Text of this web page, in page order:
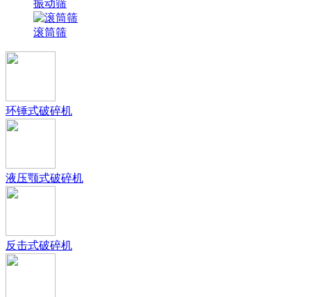
振动筛
滚筒筛
环锤式破碎机
液压颚式破碎机
反击式破碎机